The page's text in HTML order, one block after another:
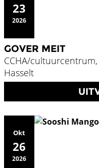
23
2026
GOVER MEIT
CCHA/cultuurcentrum,
Hasselt
Okt
26
2026